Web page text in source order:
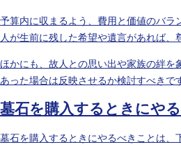
予算内に収まるよう、費用と価値のバラ
人が生前に残した希望や遺言があれば、
ほかにも、故人との思い出や家族の絆を
あった場合は反映させるか検討すべきで
墓石を購入するときにや
墓石を購入するときにやるべきことは、